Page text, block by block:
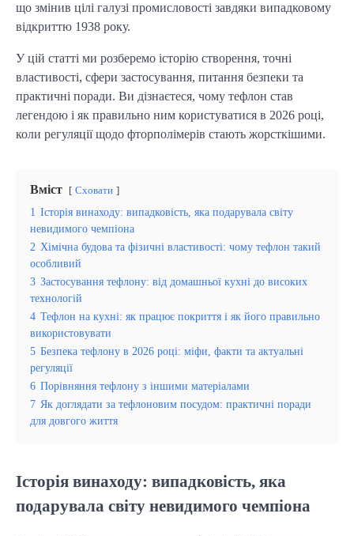
що змінив цілі галузі промисловості завдяки випадковому
відкриттю 1938 року.
У цій статті ми розберемо історію створення, точні
властивості, сфери застосування, питання безпеки та
практичні поради. Ви дізнаєтеся, чому тефлон став
легендою і як правильно ним користуватися в 2026 році,
коли регуляції щодо фторполімерів стають жорсткішими.
Вміст Сховати
1 Історія винаходу: випадковість, яка подарувала світу
невидимого чемпіона
2 Хімічна будова та фізичні властивості: чому тефлон такий
особливий
3 Застосування тефлону: від домашньої кухні до високих
технологій
4 Тефлон на кухні: як працює покриття і як його правильно
використовувати
5 Безпека тефлону в 2026 році: міфи, факти та актуальні
регуляції
6 Порівняння тефлону з іншими матеріалами
7 Як доглядати за тефлоновим посудом: практичні поради
для довгого життя
Історія винаходу: випадковість, яка
подарувала світу невидимого чемпіона